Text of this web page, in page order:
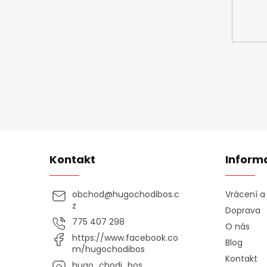
Kontakt
obchod@hugochodibos.c
z
775 407 298
https://www.facebook.co
m/hugochodibos
Vrácení
Doprava
O nás
Blog
Kontakt